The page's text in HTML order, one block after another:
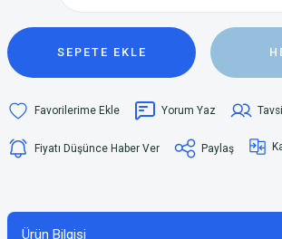
SEPETE EKLE
Yorum Yaz
Fiyatı Düşünce Haber Ver Paylaş
Ürün Bilgisi